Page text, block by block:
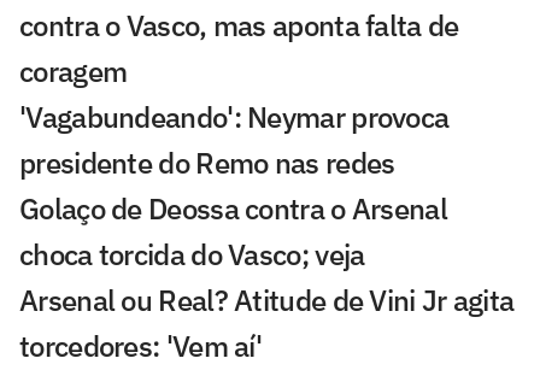
contra o Vasco, mas aponta falta de
coragem
'Vagabundeando': Neymar provoca
presidente do Remo nas redes
Golaço de Deossa contra o Arsenal
choca torcida do Vasco; veja
Arsenal ou Real? Atitude de Vini Jr agita
torcedores: 'Vem aí'